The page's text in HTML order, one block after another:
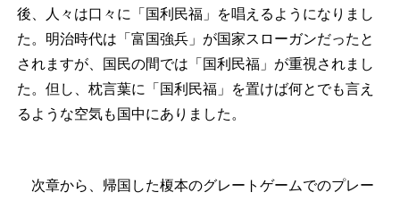
後、人々は口々に「国利民福」を唱えるようになりまし
た。明治時代は「富国強兵」が国家スローガンだったと
されますが、国民の間では「国利民福」が重視されまし
た。但し、枕言葉に「国利民福」を置けば何とでも言え
るような空気も国中にありました。
次章から、帰国した榎本のグレートゲームでのプレー